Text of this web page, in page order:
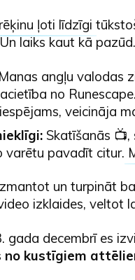
ļoti līdzīgi
laiks kaut kā pazūd.
Manas angļu valodas
no
veicināja
Skatīšanās
varētu pavadīt citur.
un turpināt
izklaides, veltot
gada decembrī es
no kustīgiem